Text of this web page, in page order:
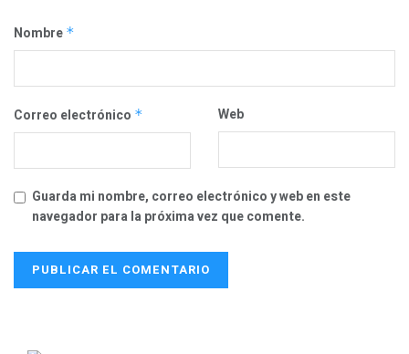
Nombre *
Correo electrónico * Web
Guarda mi nombre, correo electrónico y web en este
navegador para la próxima vez que comente.